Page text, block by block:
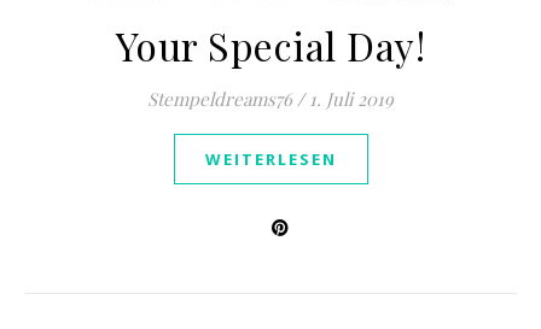
Your Special Day!
Stempeldreams76 / 1. Juli 2019
WEITERLESEN